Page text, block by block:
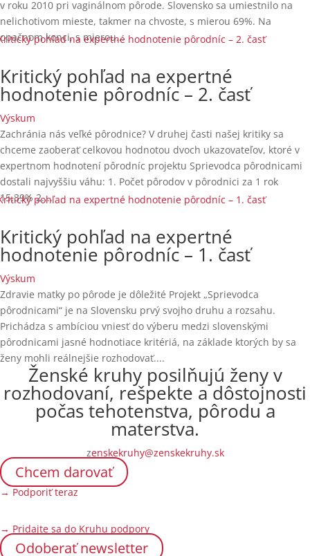
v roku 2010 pri vaginálnom pôrode. Slovensko sa umiestnilo na
nelichotivom mieste, takmer na chvoste, s mierou 69%. Na
opačnom konci, s mierou...
Kritický pohľad na expertné
hodnotenie pôrodníc – 2. časť
Výskum
Zachránia nás veľké pôrodnice? V druhej časti našej kritiky sa
chceme zaoberať celkovou hodnotou dvoch ukazovateľov, ktoré v
expertnom hodnotení pôrodníc projektu Sprievodca pôrodnicami
dostali najvyššiu váhu: 1. Počet pôrodov v pôrodnici za 1 rok
15,39% 2....
Kritický pohľad na expertné
hodnotenie pôrodníc – 1. časť
Výskum
Zdravie matky po pôrode je dôležité Projekt „Sprievodca
pôrodnicami“ je na Slovensku prvý svojho druhu a rozsahu.
Prichádza s ambíciou vniesť do výberu medzi slovenskými
pôrodnicami jasné hodnotiace kritériá, na základe ktorých by sa
ženy mohli reálnejšie rozhodovať....
Ženské kruhy posilňujú ženy v
rozhodovaní, rešpekte a dôstojnosti
počas tehotenstva, pôrodu a
materstva.
zenskekruhy@zenskekruhy.sk
Chcem darovať
→ Podporiť teraz
→ Pridajte sa do Kruhu podpory
Odoberať newsletter